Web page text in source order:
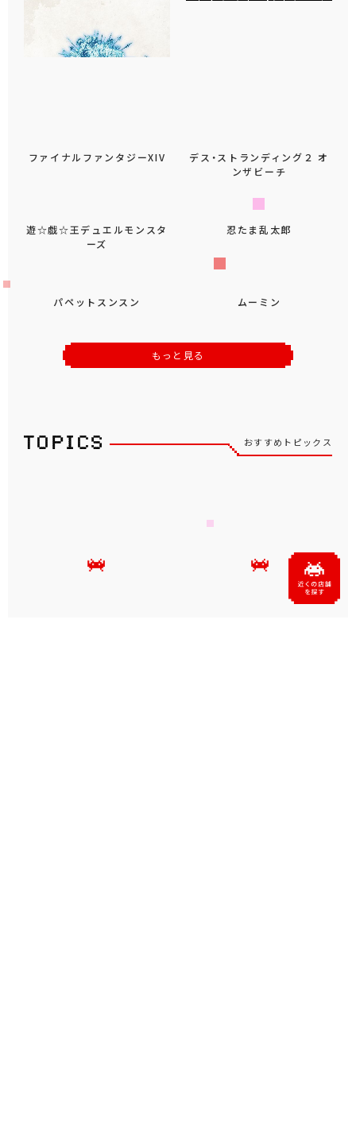
ファイナルファンタジーXIV
デス・ストランディング２ オ
ンザビーチ
遊☆戯☆王デュエルモンスタ
ーズ
おすすめトピックス